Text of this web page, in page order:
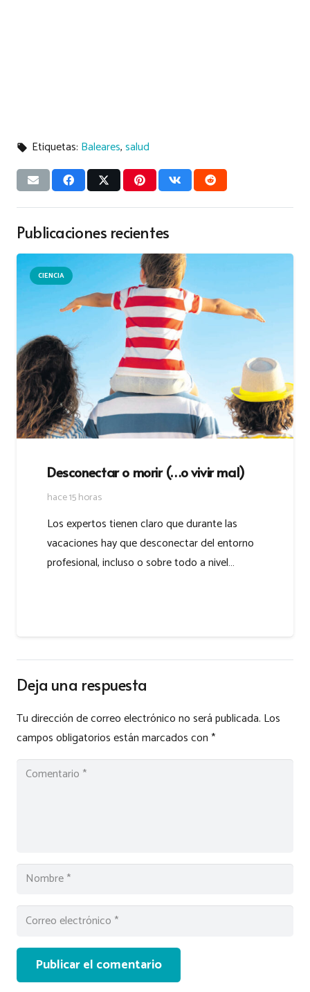
local_offer Etiquetas: Baleares,salud
Publicaciones recientes
CIENCIA
Desconectar o morir (…o vivir mal)
hace 15 horas
Los expertos tienen claro que durante las
vacaciones hay que desconectar del entorno
profesional, incluso o sobre todo a nivel…
Deja una respuesta
Tu dirección de correo electrónico no será publicada. Los
campos obligatorios están marcados con*
Publicar el comentario